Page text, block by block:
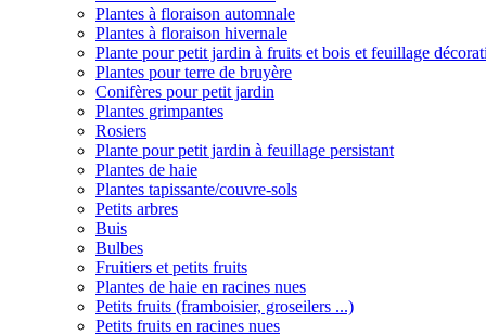
Plantes à floraison automnale
Plantes à floraison hivernale
Plante pour petit jardin à fruits et bois et feuillage
Plantes pour terre de bruyère
Conifères pour petit jardin
Plantes grimpantes
Rosiers
Plante pour petit jardin à feuillage persistant
Plantes de haie
Plantes tapissante/couvre-sols
Petits arbres
Buis
Bulbes
Fruitiers et petits fruits
Plantes de haie en racines nues
Petits fruits (framboisier, groseilers ...)
Petits fruits en racines nues